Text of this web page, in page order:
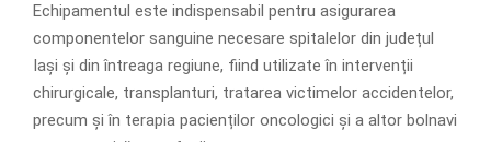
Echipamentul este indispensabil pentru asigurarea
componentelor sanguine necesare spitalelor din județul
Iași și din întreaga regiune, fiind utilizate în intervenții
chirurgicale, transplanturi, tratarea victimelor accidentelor,
precum și în terapia pacienților oncologici și a altor bolnavi